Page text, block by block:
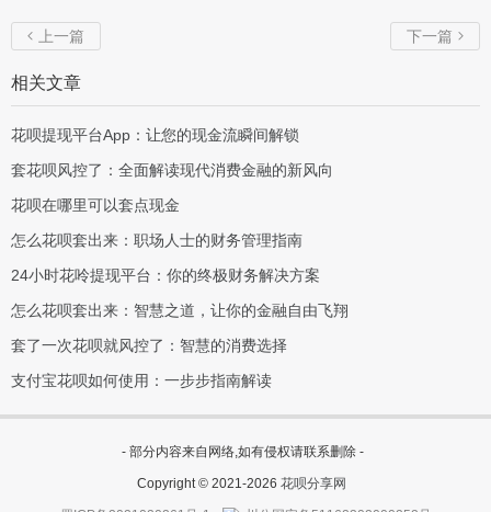
 上一篇 下一篇 
相关文章
花呗提现平台App：让您的现金流瞬间解锁
套花呗风控了：全面解读现代消费金融的新风向
花呗在哪里可以套点现金
怎么花呗套出来：职场人士的财务管理指南
24小时花呤提现平台：你的终极财务解决方案
怎么花呗套出来：智慧之道，让你的金融自由飞翔
套了一次花呗就风控了：智慧的消费选择
支付宝花呗如何使用：一步步指南解读
- 部分内容来自网络,如有侵权请联系删除 -
Copyright © 2021-2026 花呗分享网